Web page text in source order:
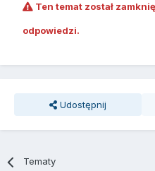
Ten temat został
odpowiedzi.
Udostępnij
Tematy